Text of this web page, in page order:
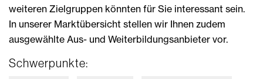
weiteren Zielgruppen könnten für Sie interessant sein.
In unserer Marktübersicht stellen wir Ihnen zudem
ausgewählte Aus- und Weiterbildungsanbieter vor.
Schwerpunkte: